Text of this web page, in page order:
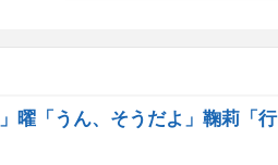
曜「うん、そうだよ」鞠莉「行